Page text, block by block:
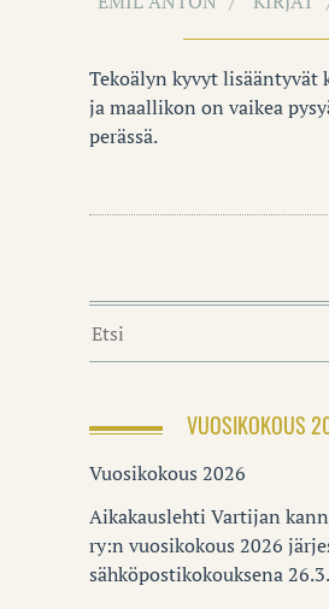
Tekoälyn kyvyt lisääntyvät
ja maallikon on vaikea
perässä.
VUOSIKOKOUS
Vuosikokous 2026
Aikakauslehti Vartijan
ry:n vuosikokous 2026
sähköpostikokouksena